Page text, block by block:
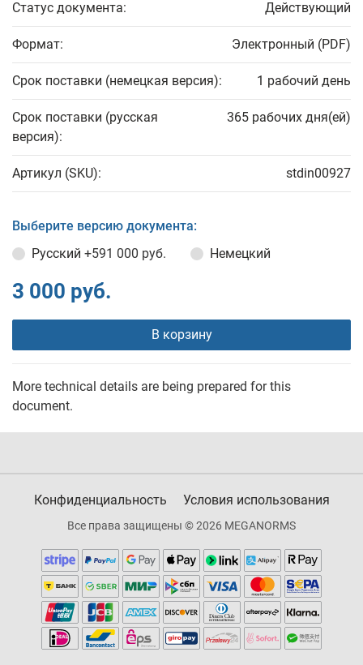
Статус документа: Действующий
Формат: Электронный (PDF)
Срок поставки (немецкая версия): 1 рабочий день
Срок поставки (русская
версия):
365 рабочих дня(ей)
Артикул (SKU): stdin00927
Выберите версию документа:
Русский +591 000 руб. Немецкий
3 000 руб.
В корзину
More technical details are being prepared for this
document.
Конфиденциальность Условия использования
Все права защищены © 2026 MEGANORMS